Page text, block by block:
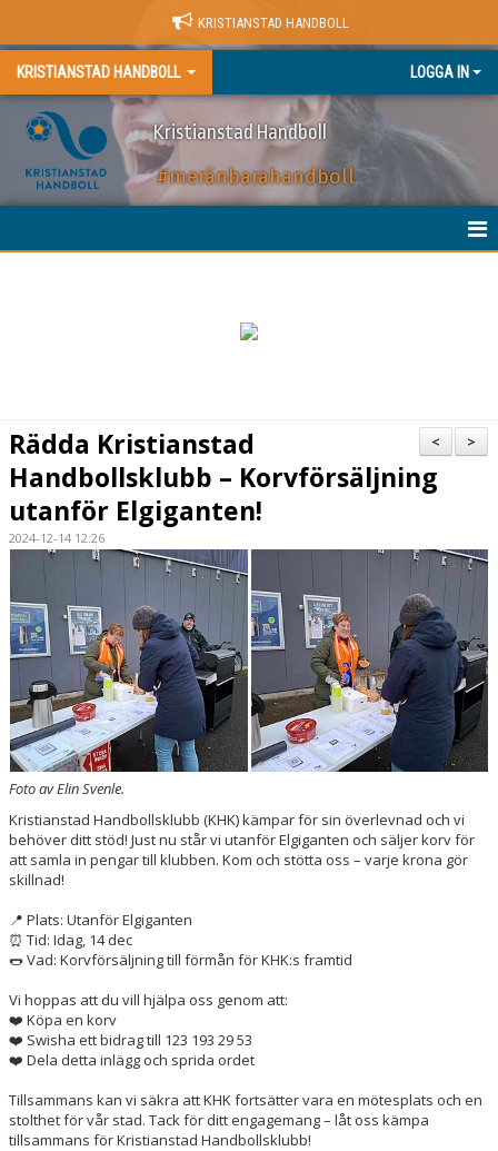
KRISTIANSTAD HANDBOLL
KRISTIANSTAD HANDBOLL LOGGA IN
Kristianstad Handboll
#meränbarahandboll
KALENDER
HANDBOLLSSKOLA
PARTNERSKAP
FÖRENINGEN
OM OSS
KONTAKT
>
<
Rädda Kristianstad
Handbollsklubb – Korvförsäljning
utanför Elgiganten!
2024-12-14 12:26
Foto av Elin Svenle.
Kristianstad Handbollsklubb (KHK) kämpar för sin överlevnad och vi
behöver ditt stöd! Just nu står vi utanför Elgiganten och säljer korv för
att samla in pengar till klubben. Kom och stötta oss – varje krona gör
skillnad!
📍 Plats: Utanför Elgiganten
⏰ Tid: Idag, 14 dec
🌭 Vad: Korvförsäljning till förmån för KHK:s framtid
Vi hoppas att du vill hjälpa oss genom att:
❤️ Köpa en korv
❤️ Swisha ett bidrag till 123 193 29 53
❤️ Dela detta inlägg och sprida ordet
Tillsammans kan vi säkra att KHK fortsätter vara en mötesplats och en
stolthet för vår stad. Tack för ditt engagemang – låt oss kämpa
tillsammans för Kristianstad Handbollsklubb!